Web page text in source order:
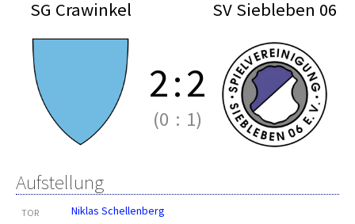
SG Crawinkel SV Siebleben 06
2:2
(0 : 1)
Aufstellung
TOR Niklas Schellenberg